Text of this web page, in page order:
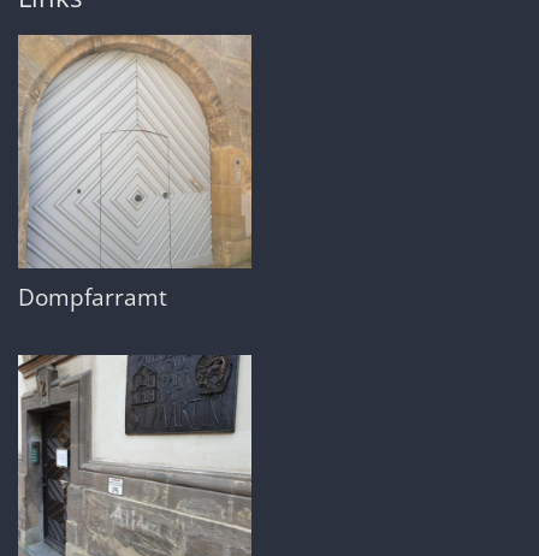
Dompfarramt